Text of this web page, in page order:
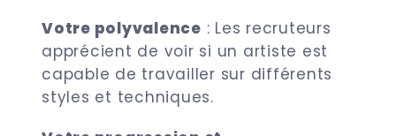
Votre polyvalence : Les recruteurs
apprécient de voir si un artiste est
capable de travailler sur différents
styles et techniques.